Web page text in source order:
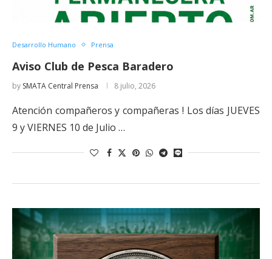
Desarrollo Humano Prensa
Aviso Club de Pesca Baradero
by SMATA Central Prensa 8 julio, 2026
Atención compañeros y compañeras ! Los días JUEVES
9 y VIERNES 10 de Julio …